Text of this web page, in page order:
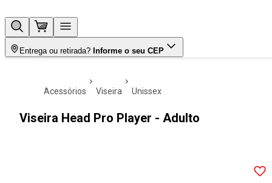
Entrega ou retirada? Informe o seu CEP
acessórios viseira unissex
Viseira Head Pro Player - Adulto